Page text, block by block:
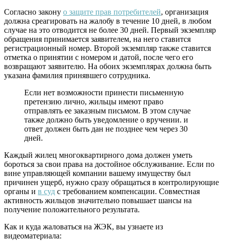
Согласно закону о защите прав потребителей, организация
должна среагировать на жалобу в течение 10 дней, в любом
случае на это отводится не более 30 дней. Первый экземпляр
обращения принимается заявителем, на него ставится
регистрационный номер. Второй экземпляр также ставится
отметка о принятии с номером и датой, после чего его
возвращают заявителю. На обоих экземплярах должна быть
указана фамилия принявшего сотрудника.
Если нет возможности принести письменную
претензию лично, жильцы имеют право
отправлять ее заказным письмом. В этом случае
также должно быть уведомление о вручении. и
ответ должен быть дан не позднее чем через 30
дней.
Каждый жилец многоквартирного дома должен уметь
бороться за свои права на достойное обслуживание. Если по
вине управляющей компании вашему имуществу был
причинен ущерб, нужно сразу обращаться в контролирующие
органы и в суд с требованием компенсации. Совместная
активность жильцов значительно повышает шансы на
получение положительного результата.
Как и куда жаловаться на ЖЭК, вы узнаете из
видеоматериала: